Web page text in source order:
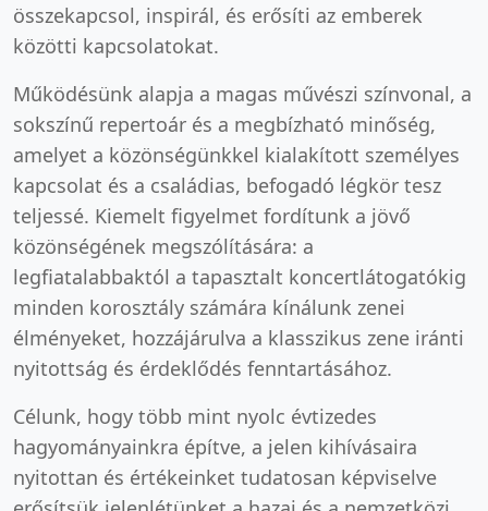
összekapcsol, inspirál, és erősíti az emberek
közötti kapcsolatokat.
Működésünk alapja a magas művészi színvonal, a
sokszínű repertoár és a megbízható minőség,
amelyet a közönségünkkel kialakított személyes
kapcsolat és a családias, befogadó légkör tesz
teljessé. Kiemelt figyelmet fordítunk a jövő
közönségének megszólítására: a
legfiatalabbaktól a tapasztalt koncertlátogatókig
minden korosztály számára kínálunk zenei
élményeket, hozzájárulva a klasszikus zene iránti
nyitottság és érdeklődés fenntartásához.
Célunk, hogy több mint nyolc évtizedes
hagyományainkra építve, a jelen kihívásaira
nyitottan és értékeinket tudatosan képviselve